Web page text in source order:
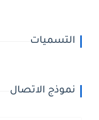
التسميات
نموذج الاتصال